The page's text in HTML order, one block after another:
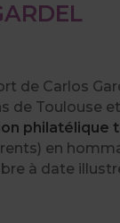
de Carlos
de Toulouse
philatélique
en
à date